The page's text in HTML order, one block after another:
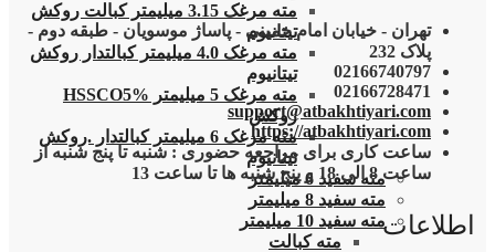
مته مرغک 3.15 میلیمتر کبالت روکش
تیتانیوم
مته مرغک 4.0 میلیمتر کبالتدار روکش
تیتانیوم
مته مرغک 5 میلیمتر HSSCO5%
روکش
مته مرغک 6 میلیمتر کبالتدار .روکش
تیتانیوم
مته سفید 6 میلیمتر
مته سفید 8 میلیمتر
مته سفید 10 میلیمتر
مته کبالت
تهران - خیابان امام خمینی - پاساژ موسویان - طبقه دوم -
پلاک 232
02166740797
02166728471
support@atbakhtiyari.com
https://atbakhtiyari.com
ساعت کاری برای مراجعه حضوری : شنبه تا پنج شنبه از
ساعت 8 الی 18 و پنج شنبه ها تا ساعت 13
اطلاعات